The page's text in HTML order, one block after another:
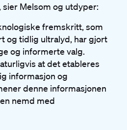
sier Melsom og utdyper:
fremskritt, som
og tidlig ultralyd, har gjort
og informerte valg.
at det etableres
informasjon og
denne informasjonen
nemd med